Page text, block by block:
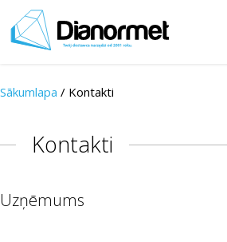
Sākumlapa / Kontakti
Kontakti
Uzņēmums